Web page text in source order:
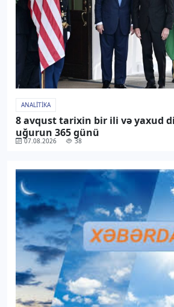
ANALITIKA
8 avqust tarixin bir ili və yaxud
uğurun 365 günü
07.08.2026 38